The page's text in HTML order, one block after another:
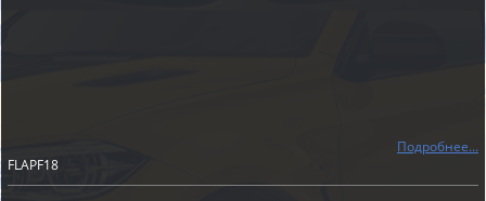
Подробнее...
FLAPF18